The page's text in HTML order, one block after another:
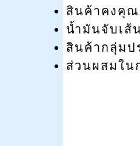
สินค้าคงคุณ
น้ำมันจับเส้
สินค้ากลุ่มป
ส่วนผสมใน